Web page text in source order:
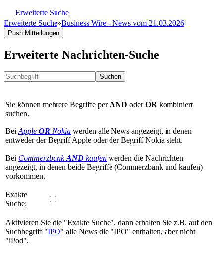
Erweiterte Suche
Erweiterte Suche»Business Wire - News vom 21.03.2026
Push Mitteilungen
Erweiterte Nachrichten-Suche
Suchen
Sie können mehrere Begriffe per AND oderOR kombiniert
suchen.
Bei Apple OR Nokia werden alle News angezeigt, in denen
entweder der Begriff Apple oder der Begriff Nokia steht.
Bei CommerzbankAND kaufen werden die Nachrichten
angezeigt, in denen beide Begriffe (Commerzbank und kaufen)
vorkommen.
Exakte
Suche:
Aktivieren Sie die "Exakte Suche", dann erhalten Sie z.B. auf den
Suchbegriff "IPO" alle News die "IPO" enthalten, aber nicht
"iPod".